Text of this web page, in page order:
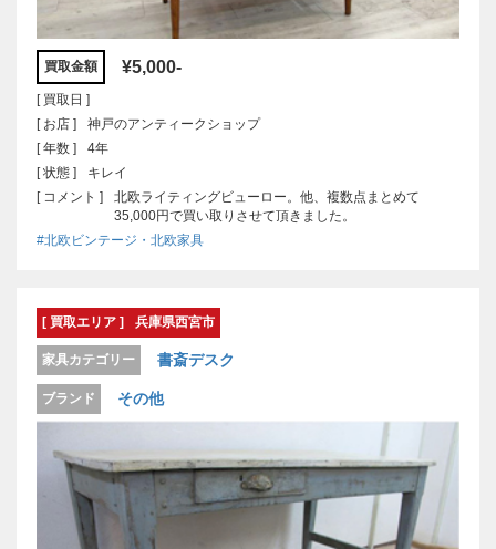
買取金額 ¥5,000-
[ 買取日 ]
[ お店 ]
神戸のアンティークショップ
[ 年数 ]
4年
[ 状態 ]
キレイ
[ コメント ]
北欧ライティングビューロー。他、複数点まとめて
35,000円で買い取りさせて頂きました。
#北欧ビンテージ・北欧家具
[ 買取エリア ] 兵庫県西宮市
家具カテゴリー 書斎デスク
ブランド その他